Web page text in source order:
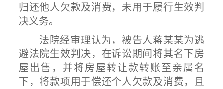
归还他人欠款及消费，未用于履行生效判
决义务。
法院经审理认为，被告人蒋某某为逃
避法院生效判决，在诉讼期间将其名下房
屋出售，并将房屋转让款转账至亲属名
下，将款项用于偿还个人欠款及消费，且